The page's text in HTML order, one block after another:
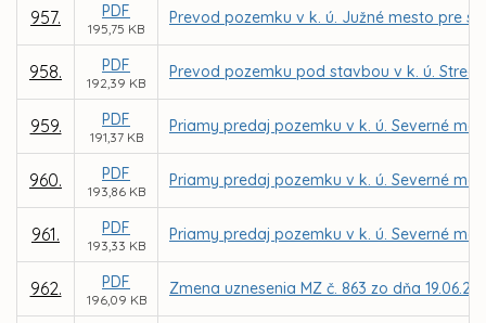
957. PDF
195,75 KB
Prevod pozemku v k. ú. Južné mesto pre
958. PDF
192,39 KB
Prevod pozemku pod stavbou v k. ú.
959. PDF
191,37 KB
Priamy predaj pozemku v k. ú. Severné
960. PDF
193,86 KB
Priamy predaj pozemku v k. ú. Severné
961. PDF
193,33 KB
Priamy predaj pozemku v k. ú. Severné
962. PDF
196,09 KB
Zmena uznesenia MZ č. 863 zo dňa